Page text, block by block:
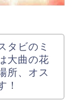
ビのミ
大曲の花
所、オス
！